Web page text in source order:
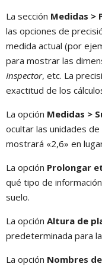
La sección Medidas >
las opciones de
medida actual (por
para mostrar las
Inspector, etc. La
exactitud de los
La opción Medidas >
ocultar las unidades
mostrará «2,6» en
La opción Prolongar
qué tipo de
suelo.
La opción Altura de
predeterminada para
La opción Nombres